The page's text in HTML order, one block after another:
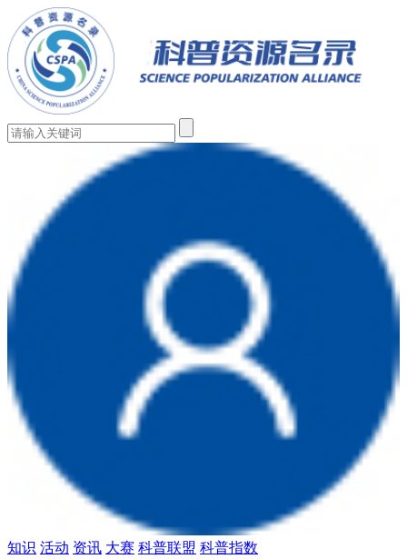
知识 活动 资讯 大赛 科普联盟 科普指数